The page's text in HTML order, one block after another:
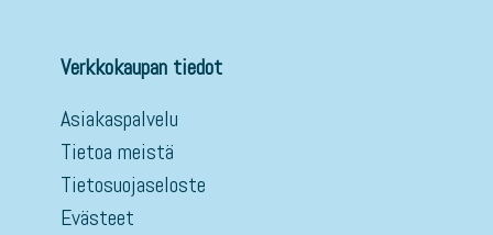
Verkkokaupan tiedot
Asiakaspalvelu
Tietoa meistä
Tietosuojaseloste
Evästeet